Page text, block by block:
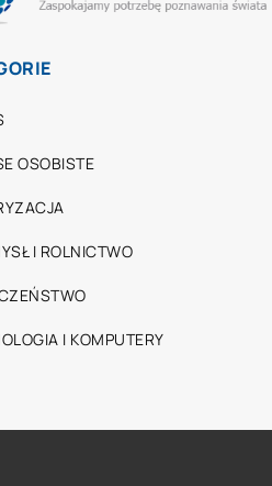
OSOBISTE
I ROLNICTWO
I KOMPUTERY